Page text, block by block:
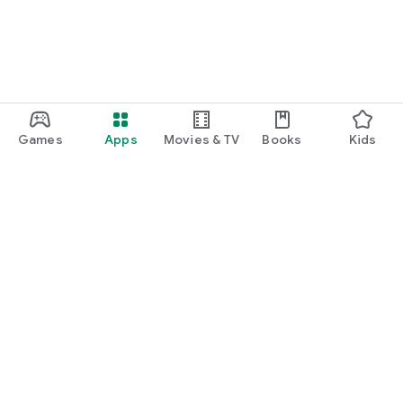
Games Apps Movies & TV Books Kids